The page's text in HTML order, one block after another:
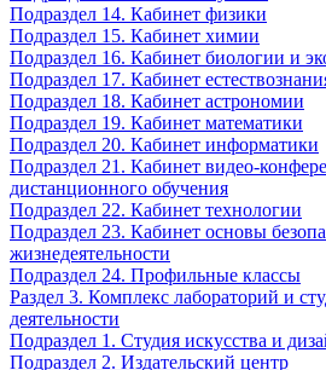
Подраздел 14. Кабинет физики
Подраздел 15. Кабинет химии
Подраздел 16. Кабинет биологии и
Подраздел 17. Кабинет
Подраздел 18. Кабинет астрономии
Подраздел 19. Кабинет математики
Подраздел 20. Кабинет информатики
Подраздел 21. Кабинет видео-
дистанционного обучения
Подраздел 22. Кабинет технологии
Подраздел 23. Кабинет основы
жизнедеятельности
Подраздел 24. Профильные классы
Раздел 3. Комплекс лабораторий и
деятельности
Подраздел 1. Студия искусства и
Подраздел 2. Издательский центр